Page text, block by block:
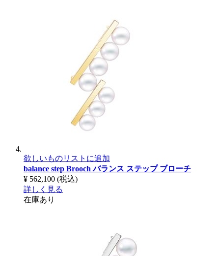
欲しいものリストに追加
balance step Broochバランス ステップ ブローチ
¥ 562,100 (税込)
詳しく見る
在庫あり